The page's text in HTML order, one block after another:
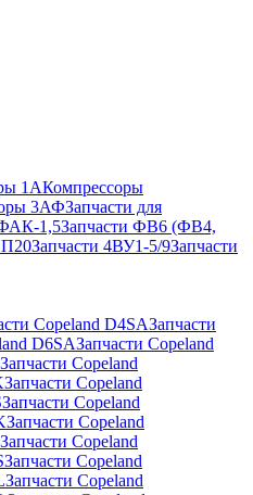
1АКомпрессоры
3АФЗапчасти для
1,5Запчасти ФВ6 (ФВ4,
Запчасти 4ВУ1-5/9Запчасти
Copeland D4SAЗапчасти
D6SAЗапчасти Copeland
Запчасти Copeland
Запчасти Copeland
Запчасти Copeland
Запчасти Copeland
Запчасти Copeland
Запчасти Copeland
Запчасти Copeland